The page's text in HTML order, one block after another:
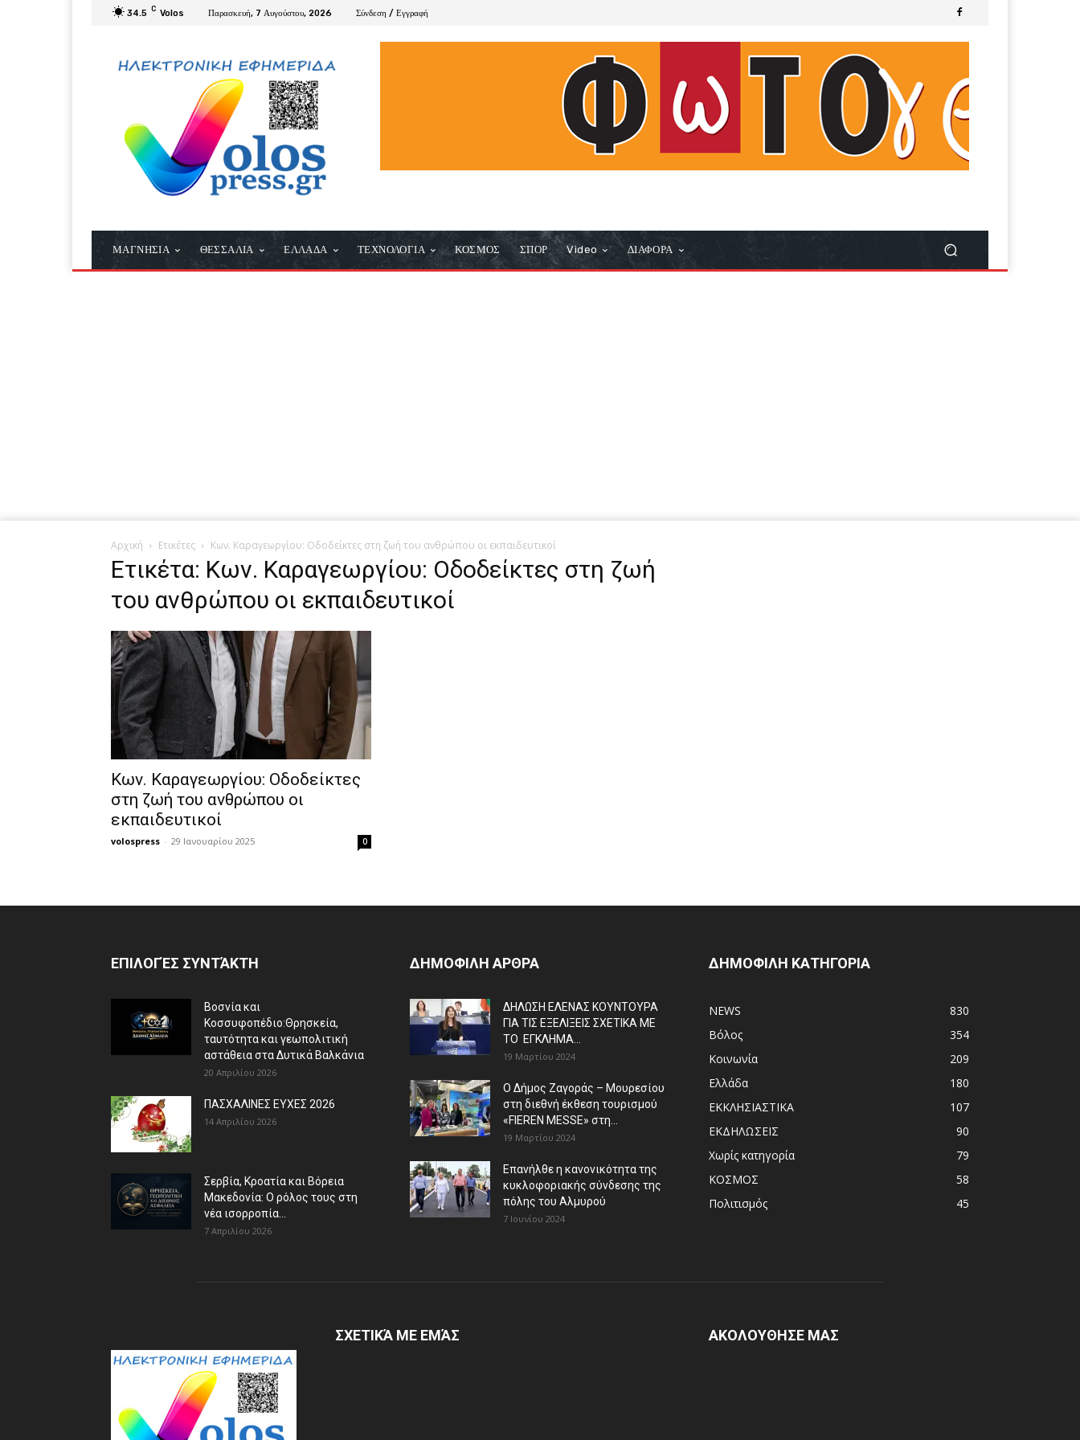
34.5 C Volos Παρασκευή, 7 Αυγούστου, 2026 Σύνδεση / Εγγραφή
ΜΑΓΝΗΣΙΑ ΘΕΣΣΑΛΙΑ ΕΛΛΑΔΑ ΤΕΧΝΟΛΟΓΙΑ ΚΟΣΜΟΣ ΣΠΟΡ Video ΔΙΑΦΟΡΑ
Αρχική Ετικέτες Κων. Καραγεωργίου: Οδοδείκτες στη ζωή του ανθρώπου οι εκπαιδευτικοί
Ετικέτα: Κων. Καραγεωργίου: Οδοδείκτες στη ζωή
του ανθρώπου οι εκπαιδευτικοί
Κων. Καραγεωργίου: Οδοδείκτες
στη ζωή του ανθρώπου οι
εκπαιδευτικοί
volospress - 29 Ιανουαρίου 2025 0
ΕΠΙΛΟΓΈΣ ΣΥΝΤΆΚΤΗ
Βοσνία και
Κοσσυφοπέδιο:Θρησκεία,
ταυτότητα και γεωπολιτική
αστάθεια στα Δυτικά Βαλκάνια
20 Απριλίου 2026
ΠΑΣΧΑΛΙΝΕΣ ΕΥΧΕΣ 2026
14 Απριλίου 2026
Σερβία, Κροατία και Βόρεια
Μακεδονία: Ο ρόλος τους στη
νέα ισορροπία...
7 Απριλίου 2026
ΔΗΜΟΦΙΛΗ ΑΡΘΡΑ
ΔΗΛΩΣΗ ΕΛΕΝΑΣ ΚΟΥΝΤΟΥΡΑ
ΓΙΑ ΤΙΣ ΕΞΕΛΙΞΕΙΣ ΣΧΕΤΙΚΑ ΜΕ
ΤΟ ΕΓΚΛΗΜΑ...
19 Μαρτίου 2024
Ο Δήμος Ζαγοράς – Μουρεσίου
στη διεθνή έκθεση τουρισμού
«FIEREN MESSE» στη...
19 Μαρτίου 2024
Επανήλθε η κανονικότητα της
κυκλοφοριακής σύνδεσης της
πόλης του Αλμυρού
7 Ιουνίου 2024
ΔΗΜΟΦΙΛΗ ΚΑΤΗΓΟΡΙΑ
NEWS
830
Βόλος
354
Κοινωνία
209
Ελλάδα
180
ΕΚΚΛΗΣΙΑΣΤΙΚΑ
107
ΕΚΔΗΛΩΣΕΙΣ
90
Χωρίς κατηγορία
79
ΚΟΣΜΟΣ
58
Πολιτισμός
45
ΣΧΕΤΙΚΆ ΜΕ ΕΜΆΣ ΑΚΟΛΟΥΘΗΣΕ ΜΑΣ